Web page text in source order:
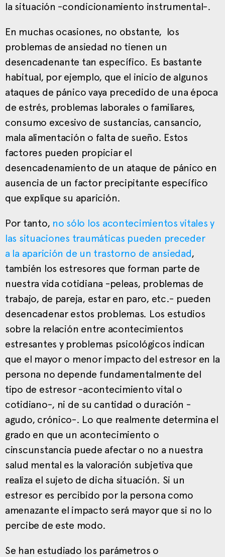
la situación -condicionamiento instrumental-.
En muchas ocasiones, no obstante, los
problemas de ansiedad no tienen un
desencadenante tan específico. Es bastante
habitual, por ejemplo, que el inicio de algunos
ataques de pánico vaya precedido de una época
de estrés, problemas laborales o familiares,
consumo excesivo de sustancias, cansancio,
mala alimentación o falta de sueño. Estos
factores pueden propiciar el
desencadenamiento de un ataque de pánico en
ausencia de un factor precipitante específico
que explique su aparición.
Por tanto, no sólo los acontecimientos vitales y
las situaciones traumáticas pueden preceder
a la aparición de un trastorno de ansiedad,
también los estresores que forman parte de
nuestra vida cotidiana -peleas, problemas de
trabajo, de pareja, estar en paro, etc.- pueden
desencadenar estos problemas. Los estudios
sobre la relación entre acontecimientos
estresantes y problemas psicológicos indican
que el mayor o menor impacto del estresor en la
persona no depende fundamentalmente del
tipo de estresor -acontecimiento vital o
cotidiano-, ni de su cantidad o duración -
agudo, crónico-. Lo que realmente determina el
grado en que un acontecimiento o
cinscunstancia puede afectar o no a nuestra
salud mental es la valoración subjetiva que
realiza el sujeto de dicha situación. Si un
estresor es percibido por la persona como
amenazante el impacto será mayor que si no lo
percibe de este modo.
Se han estudiado los parámetros o